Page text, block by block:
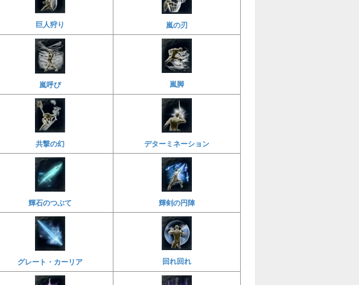
巨人狩り 嵐の刃
嵐呼び 嵐脚
共撃の幻 デターミネーション
輝石のつぶて 輝剣の円陣
グレート・カーリア 回れ回れ